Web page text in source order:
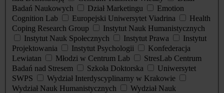
Badań Naukowych
Dział Marketingu
Emotion
Cognition Lab
Europejski Uniwersytet Viadrina
Health
Coping Research Group
Instytut Nauk Humanistycznych
Instytut Nauk Społecznych
Instytut Prawa
Instytut
Projektowania
Instytut Psychologii
Konfederacja
Lewiatan
Młodzi w Centrum Lab
StresLab Centrum
Badań nad Stresem
Szkoła Doktorska
Uniwersytet
SWPS
Wydział Interdyscyplinarny w Krakowie
Wydział Nauk Humanistycznych
Wydział Nauk